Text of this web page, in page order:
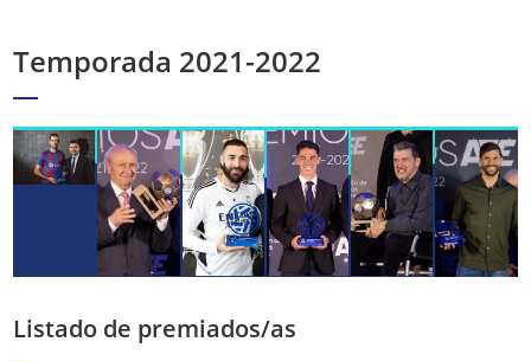
Temporada 2021-2022
Listado de premiados/as